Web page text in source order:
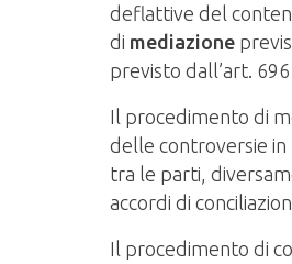
deflattive del
di mediazione
previsto dall’art.
Il procedimento di
delle controversie
tra le parti,
accordi di
Il procedimento di